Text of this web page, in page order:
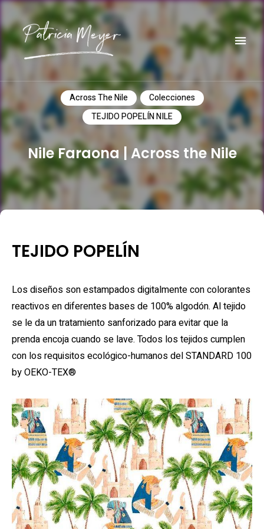
PATRICIA MEYER
Do it yourself
Across The Nile
Colecciones
TEJIDO POPELÍN NILE
Nile Faraona | Across the Nile
TEJIDO POPELÍN
Los diseños son estampados digitalmente con colorantes
reactivos en diferentes bases de 100% algodón. Al tejido
se le da un tratamiento sanforizado para evitar que la
prenda encoja cuando se lave. Todos los tejidos cumplen
con los requisitos ecológico-humanos del STANDARD 100
by OEKO-TEX®